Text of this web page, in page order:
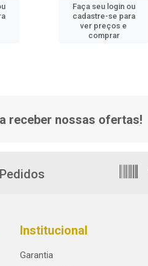
Faça seu login ou
cadastre-se para
ver preços e
comprar
receber nossas ofertas!
Institucional
Garantia